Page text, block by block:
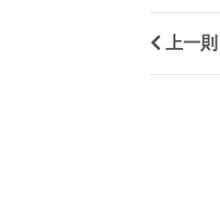
上一則